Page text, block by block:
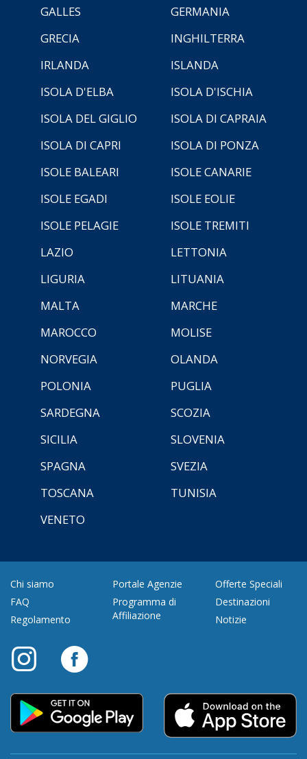
GALLES
GERMANIA
GRECIA
INGHILTERRA
IRLANDA
ISLANDA
ISOLA D'ELBA
ISOLA D'ISCHIA
ISOLA DEL GIGLIO
ISOLA DI CAPRAIA
ISOLA DI CAPRI
ISOLA DI PONZA
ISOLE BALEARI
ISOLE CANARIE
ISOLE EGADI
ISOLE EOLIE
ISOLE PELAGIE
ISOLE TREMITI
LAZIO
LETTONIA
LIGURIA
LITUANIA
MALTA
MARCHE
MAROCCO
MOLISE
NORVEGIA
OLANDA
POLONIA
PUGLIA
SARDEGNA
SCOZIA
SICILIA
SLOVENIA
SPAGNA
SVEZIA
TOSCANA
TUNISIA
VENETO
Chi siamo
FAQ
Regolamento
Portale Agenzie
Programma di
Affiliazione
Offerte Speciali
Destinazioni
Notizie